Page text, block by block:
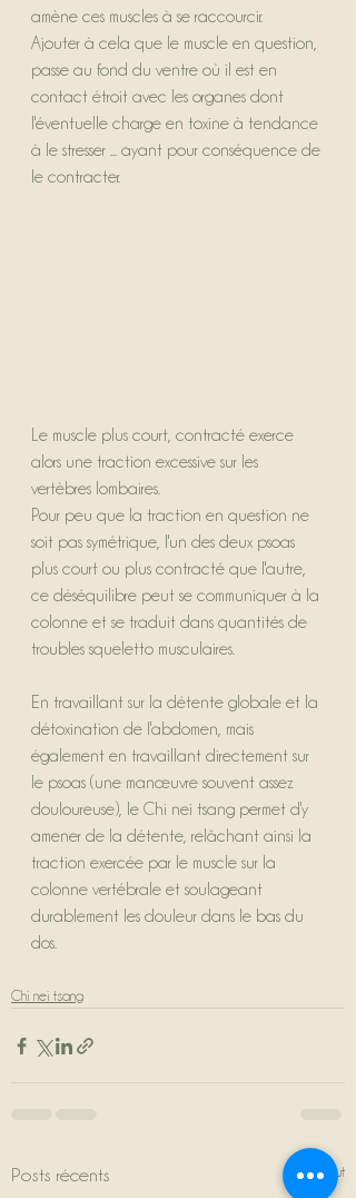
amène ces muscles à se raccourcir.
Ajouter à cela que le muscle en question,
passe au fond du ventre où il est en
contact étroit avec les organes dont
l'éventuelle charge en toxine à tendance
à le stresser ... ayant pour conséquence de
le contracter.
Le muscle plus court, contracté exerce
alors une traction excessive sur les
vertèbres lombaires.
Pour peu que la traction en question ne
soit pas symétrique, l'un des deux psoas
plus court ou plus contracté que l'autre,
ce déséquilibre peut se communiquer à la
colonne et se traduit dans quantités de
troubles squeletto musculaires.
En travaillant sur la détente globale et la
détoxination de l'abdomen, mais
également en travaillant directement sur
le psoas (une manœuvre souvent assez
douloureuse), le Chi nei tsang permet d'y
amener de la détente, relâchant ainsi la
traction exercée par le muscle sur la
colonne vertébrale et soulageant
durablement les douleur dans le bas du
dos.
Chi nei tsang
Posts récents Voir tout